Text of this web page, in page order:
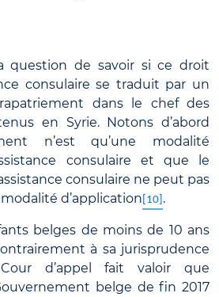
question de savoir si ce droit
consulaire se traduit par un
dans le chef des
en Syrie. Notons d’abord
n’est qu’une modalité
consulaire et que le
consulaire ne peut pas
d’application [10] .
belges de moins de 10 ans
à sa jurisprudence
d’appel fait valoir que
belge de fin 2017